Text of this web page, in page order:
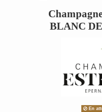
BLANC
En